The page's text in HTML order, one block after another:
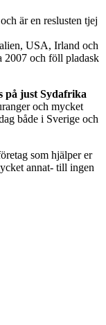
är en reslusten tjej
USA, Irland och
2007 och föll pladask
på just Sydafrika
och mycket
både i Sverige och
som hjälper er
annat- till ingen